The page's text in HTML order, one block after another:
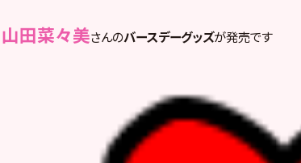
山田菜々美さんのバースデーグッズが発売です